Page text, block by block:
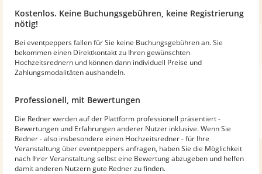
Kostenlos. Keine Buchungsgebühren, keine Registrierung
nötig!
Bei eventpeppers fallen für Sie keine Buchungsgebühren an. Sie
bekommen einen Direktkontakt zu Ihren gewünschten
Hochzeitsrednern und können dann individuell Preise und
Zahlungsmodalitäten aushandeln.
Professionell, mit Bewertungen
Die Redner werden auf der Plattform professionell präsentiert -
Bewertungen und Erfahrungen anderer Nutzer inklusive. Wenn Sie
Redner - also insbesondere einen Hochzeitsredner - für Ihre
Veranstaltung über eventpeppers anfragen, haben Sie die Möglichkeit
nach Ihrer Veranstaltung selbst eine Bewertung abzugeben und helfen
damit anderen Nutzern gute Redner zu finden.